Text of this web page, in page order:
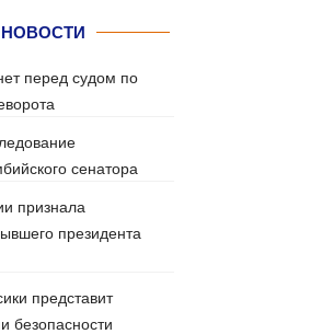
перед судом по
сенатора
признала
президента
представит
безопасности